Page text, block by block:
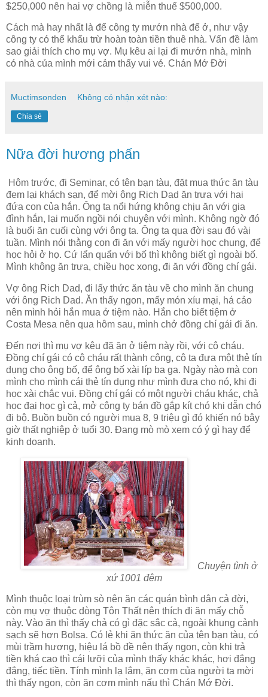
$250,000 nên hai vợ chồng là miễn thuế $500,000.
Cách mà hay nhất là để công ty mướn nhà để ở, như vậy
công ty có thể khấu trừ hoàn toàn tiền thuê nhà. Vấn đề làm
sao giải thích cho mụ vợ. Mụ kêu ai lại đi mướn nhà, mình
có nhà của mình mới cảm thấy vui vẻ. Chán Mớ Đời
Muctimsonden Không có nhận xét nào:
Chia sẻ
Nữa đời hương phấn
Hôm trước, đi Seminar, có tên bạn tàu, đặt mua thức ăn tàu
đem lại khách sạn, để mời ông Rich Dad ăn trưa với hai
đứa con của hắn. Ông ta nổi hứng không chịu ăn với gia
đình hắn, lại muốn ngồi nói chuyện với mình. Không ngờ đó
là buổi ăn cuối cùng với ông ta. Ông ta qua đời sau đó vài
tuần. Mình nói thằng con đi ăn với mấy người học chung, để
học hỏi ở họ. Cứ lẩn quẩn với bố thì không biết gì ngoài bố.
Mình không ăn trưa, chiều học xong, đi ăn với đồng chí gái.
Vợ ông Rich Dad, đi lấy thức ăn tàu về cho mình ăn chung
với ông Rich Dad. Ăn thấy ngon, mấy món xíu mại, há cảo
nên mình hỏi hắn mua ở tiệm nào. Hắn cho biết tiệm ở
Costa Mesa nên qua hôm sau, mình chở đồng chí gái đi ăn.
Đến nơi thì mụ vợ kêu đã ăn ở tiệm này rồi, với cô cháu.
Đồng chí gái có cô cháu rất thành công, cô ta đưa một thẻ tín
dụng cho ông bố, để ông bố xài líp ba ga. Ngày nào mà con
mình cho mình cái thẻ tín dụng như mình đưa cho nó, khi đi
học xài chắc vui. Đồng chí gái có một người cháu khác, chả
học đại học gì cả, mở công ty bán đồ gắp kít chó khi dẫn chó
đi bộ. Buồn buồn có người mua 8, 9 triệu gì đó khiến nó bây
giờ thất nghiệp ở tuổi 30. Đang mò mò xem có ý gì hay để
kinh doanh.
Chuyện tình ở
xứ 1001 đêm
Mình thuộc loại trùm sò nên ăn các quán bình dân cả đời,
còn mụ vợ thuộc dòng Tôn Thất nên thích đi ăn mấy chỗ
này. Vào ăn thì thấy chả có gì đặc sắc cả, ngoài khung cảnh
sạch sẽ hơn Bolsa. Có lẻ khi ăn thức ăn của tên bạn tàu, có
mùi trầm hương, hiệu lá bồ đề nên thấy ngon, còn khi trả
tiền khá cao thì cái lưỡi của mình thấy khác khác, hơi đắng
đắng, tiếc tiền. Tính mình lạ lắm, ăn cơm của người ta mời
thì thấy ngon, còn ăn cơm mình nấu thì Chán Mớ Đời.